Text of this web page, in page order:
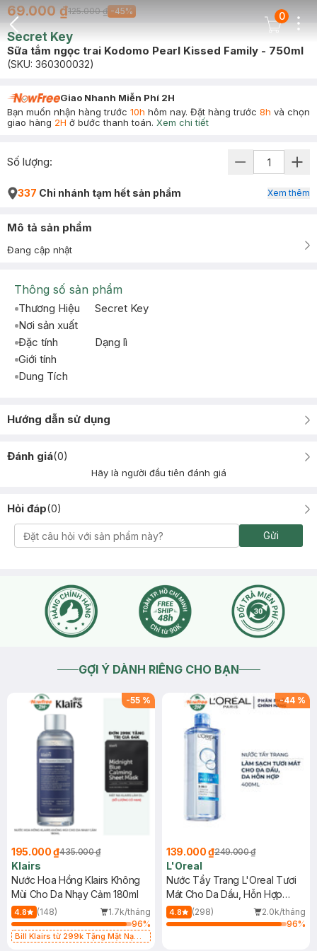
Back Icon
Cart Icon
0
69.000 ₫125.000 ₫ -45%
Secret Key
Sữa tắm ngọc trai Kodomo Pearl Kissed Family - 750ml
(SKU: 360300032)
Giao Nhanh Miễn Phí 2H
Bạn muốn nhận hàng trước 10h hôm nay. Đặt hàng trước 8h và chọn
giao hàng 2H ở bước thanh toán. Xem chi tiết
Số lượng:
337 Chi nhánh tạm hết sản phẩm Xem thêm
Mô tả sản phẩm
Đang cập nhật
Thông số sản phẩm
Thương Hiệu
Secret Key
Nơi sản xuất
Đặc tính
Dạng lì
Giới tính
Dung Tích
Hướng dẫn sử dụng
Đánh giá(0)
Hãy là người đầu tiên đánh giá
Hỏi đáp(0)
Gửi
GỢI Ý DÀNH RIÊNG CHO BẠN
-55 %
195.000 ₫435.000 ₫
Klairs
Nước Hoa Hồng Klairs Không
Mùi Cho Da Nhạy Cảm 180ml
4.8 (148)
1.7k/tháng
96%
Bill Klairs từ 299k Tặng Mặt Nạ
-44 %
139.000 ₫249.000 ₫
L'Oreal
Nước Tẩy Trang L'Oreal Tươi
Mát Cho Da Dầu, Hỗn Hợp
400ml
4.8 (298)
2.0k/tháng
96%